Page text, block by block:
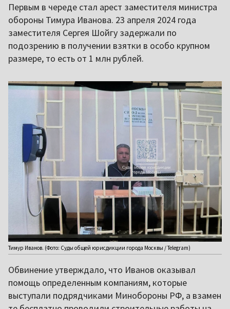
Первым в череде стал арест заместителя министра
обороны Тимура Иванова. 23 апреля 2024 года
заместителя Сергея Шойгу задержали по
подозрению в получении взятки в особо крупном
размере, то есть от 1 млн рублей.
Тимур Иванов. (Фото: Суды общей юрисдикции города Москвы / Telegram)
Обвинение утверждало, что Иванов оказывал
помощь определенным компаниям, которые
выступали подрядчиками Минобороны РФ, а взамен